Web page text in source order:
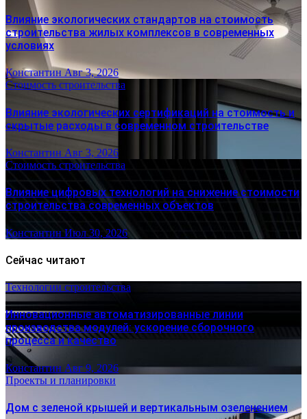
Влияние экологических стандартов на стоимость
строительства жилых комплексов в современных
условиях
КонстантинАвг 3, 2026
Стоимость строительства
Влияние экологических сертификаций на стоимость и
скрытые расходы в современном строительстве
Константин Авг 3, 2026
Стоимость строительства
Влияние цифровых технологий на снижение стоимости
строительства современных объектов
Константин Июл 30, 2026
Сейчас читают
Технологии строительства
Инновационные автоматизированные линии
производства модулей: ускорение сборочного
процесса и качество
Константин Авг 9, 2026
Проекты и планировки
Дом с зеленой крышей и вертикальным озеленением